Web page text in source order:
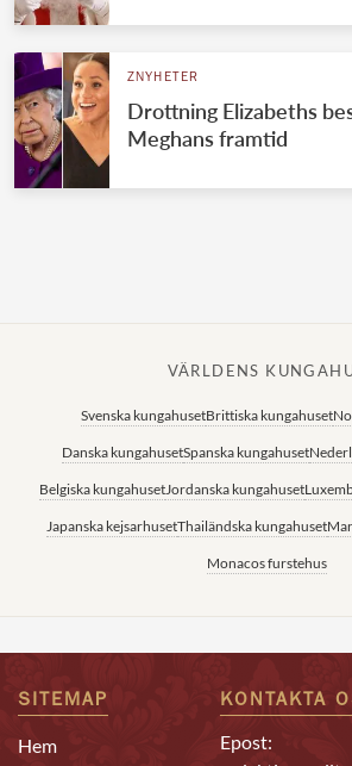
ZNYHETER
Drottning Elizabeths
Meghans framtid
VÄRLDENS
Svenska kungahusetBrittiska kungahuset
Danska kungahusetSpanska kungahuset
Belgiska kungahusetJordanska kungahuset
Japanska kejsarhusetThailändska kungahuset
Monacos furstehus
SITEMAP
Hem
KONTAKTA
Epost: